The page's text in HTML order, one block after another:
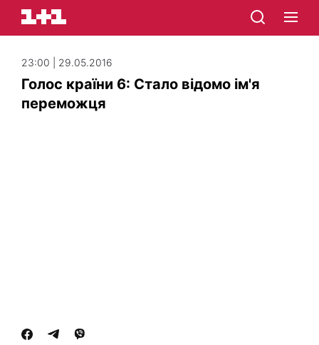
23:00 | 29.05.2016
Голос країни 6: Стало відомо ім'я
переможця